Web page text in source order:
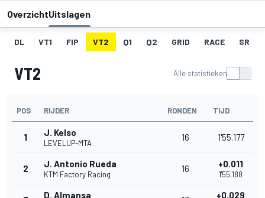
OverzichtUitslagen
DL VT1 FIP VT2 Q1 Q2 GRID RACE SR
VT2 Alle statistieken
POS RIJDER RONDEN TIJD
1 J. Kelso
LEVELUP-MTA
16 1'55.177
2 J. Antonio Rueda
KTM Factory Racing
16 +0.011
1'55.188
D. Almansa +0.029